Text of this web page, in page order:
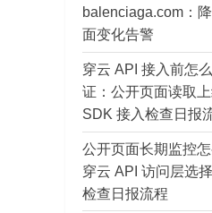
balenciaga.com：
面变化告警
穿云 API 接入前怎
证：公开页面读取上
SDK 接入检查日报
公开页面长期监控怎
穿云 API 访问层选
检查日报流程